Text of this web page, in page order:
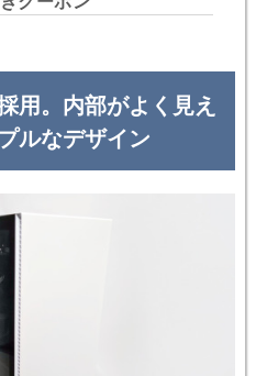
用。内部がよく見え
ルなデザイン